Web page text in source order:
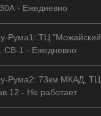
- Ежедневно
Рума1: ТЦ "Можайский
СВ-1 - Ежедневно
Рума2: 73км МКАД, ТЦ
- Не работает